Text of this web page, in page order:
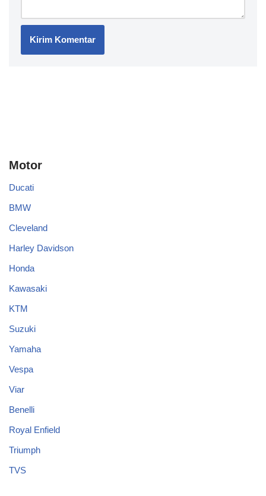
Motor
Ducati
BMW
Cleveland
Harley Davidson
Honda
Kawasaki
KTM
Suzuki
Yamaha
Vespa
Viar
Benelli
Royal Enfield
Triumph
TVS